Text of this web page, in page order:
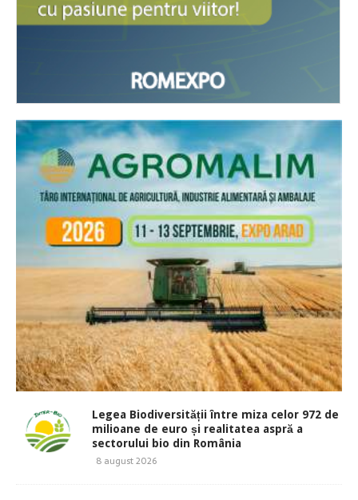
Legea Biodiversității între miza celor 972 de
milioane de euro și realitatea aspră a
sectorului bio din România
8 august 2026